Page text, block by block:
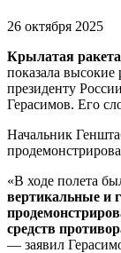
26 октября 2025
Крылатая
показала
президенту
Герасимов. Его
Начальник
«В ходе полета
вертикальные и
средств
— заявил